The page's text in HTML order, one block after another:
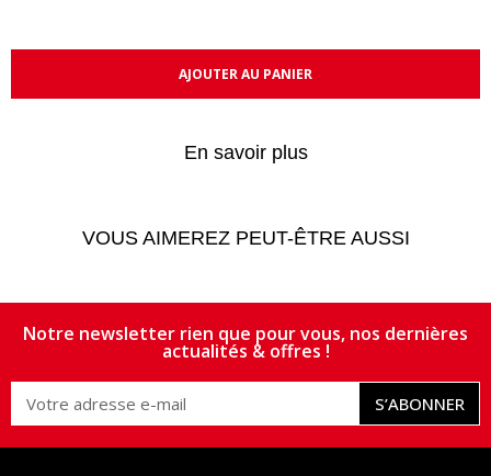
AJOUTER AU PANIER
En savoir plus
VOUS AIMEREZ PEUT-ÊTRE AUSSI
Notre newsletter rien que pour vous, nos dernières
actualités & offres !
S’ABONNER